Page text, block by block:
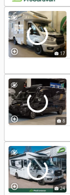
17
8
24